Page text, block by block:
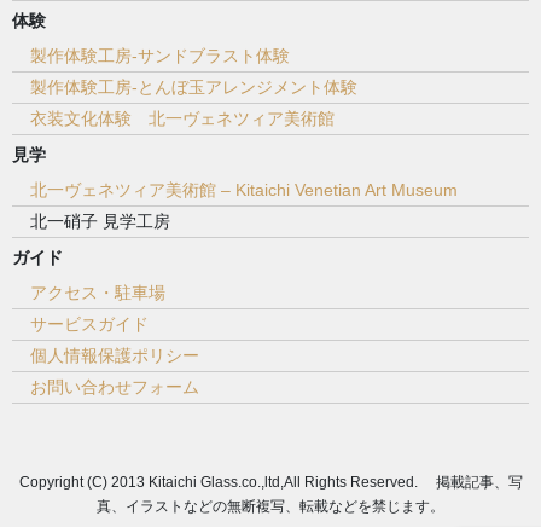
体験
製作体験工房-サンドブラスト体験
製作体験工房-とんぼ玉アレンジメント体験
衣装文化体験 北一ヴェネツィア美術館
見学
北一ヴェネツィア美術館 – Kitaichi Venetian Art Museum
北一硝子 見学工房
ガイド
アクセス・駐車場
サービスガイド
個人情報保護ポリシー
お問い合わせフォーム
Copyright (C) 2013 Kitaichi Glass.co.,ltd,All Rights Reserved. 掲載記事、写
真、イラストなどの無断複写、転載などを禁じます。